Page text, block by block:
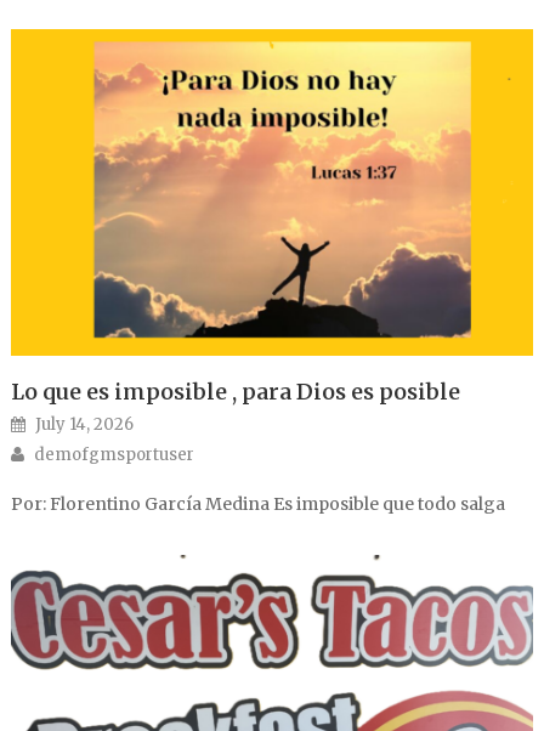
Lo que es imposible , para Dios es posible
Posted on
July 14, 2026
Author
demofgmsportuser
Por: Florentino García Medina Es imposible que todo salga